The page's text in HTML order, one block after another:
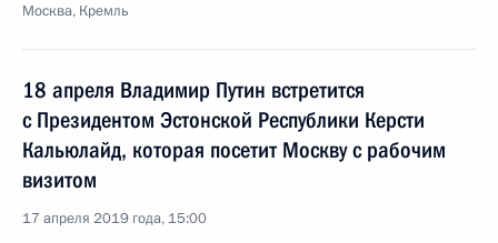
Москва, Кремль
18 апреля Владимир Путин встретится
с Президентом Эстонской Республики Керсти
Кальюлайд, которая посетит Москву с рабочим
визитом
17 апреля 2019 года, 15:00